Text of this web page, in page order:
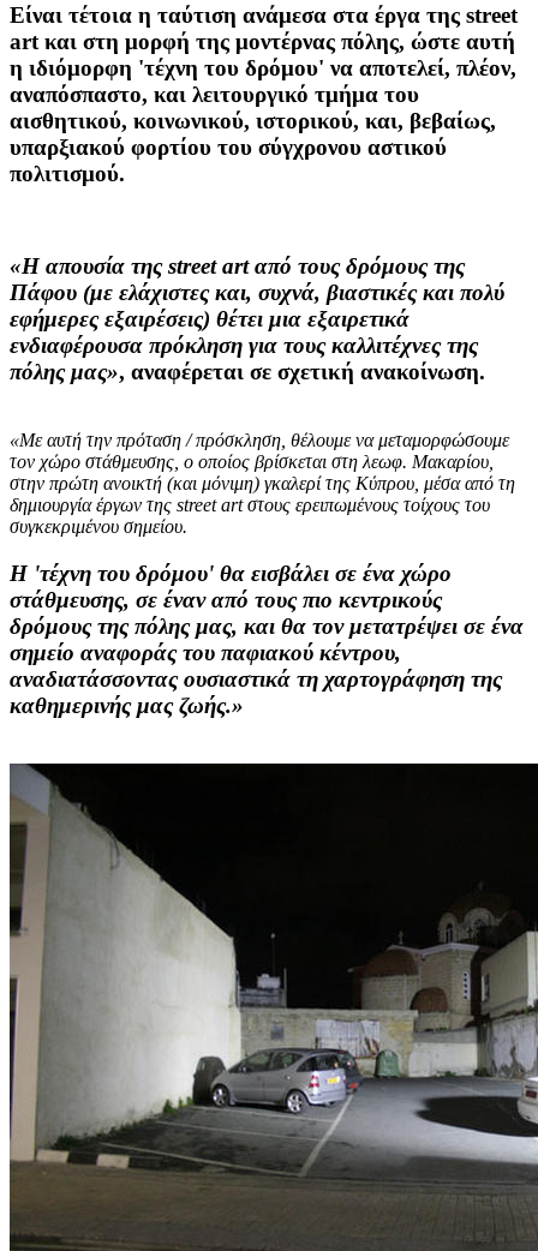
Είναι τέτοια η ταύτιση ανάμεσα στα έργα της street
art και στη μορφή της μοντέρνας πόλης, ώστε αυτή
η ιδιόμορφη 'τέχνη του δρόμου' να αποτελεί, πλέον,
αναπόσπαστο, και λειτουργικό τμήμα του
αισθητικού, κοινωνικού, ιστορικού, και, βεβαίως,
υπαρξιακού φορτίου του σύγχρονου αστικού
πολιτισμού.
«Η απουσία της street art από τους δρόμους της
Πάφου (με ελάχιστες και, συχνά, βιαστικές και πολύ
εφήμερες εξαιρέσεις) θέτει μια εξαιρετικά
ενδιαφέρουσα πρόκληση για τους καλλιτέχνες της
πόλης μας», αναφέρεται σε σχετική ανακοίνωση.
«Με αυτή την πρόταση / πρόσκληση, θέλουμε να μεταμορφώσουμε
τον χώρο στάθμευσης, ο οποίος βρίσκεται στη λεωφ. Μακαρίου,
στην πρώτη ανοικτή (και μόνιμη) γκαλερί της Κύπρου, μέσα από τη
δημιουργία έργων της street art στους ερειπωμένους τοίχους του
συγκεκριμένου σημείου.
Η 'τέχνη του δρόμου' θα εισβάλει σε ένα χώρο
στάθμευσης, σε έναν από τους πιο κεντρικούς
δρόμους της πόλης μας, και θα τον μετατρέψει σε ένα
σημείο αναφοράς του παφιακού κέντρου,
αναδιατάσσοντας ουσιαστικά τη χαρτογράφηση της
καθημερινής μας ζωής.»